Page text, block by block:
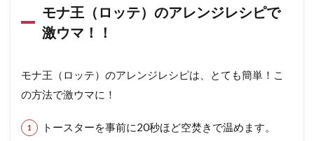
モナ王（ロッテ）のアレンジレシピで
激ウマ！！
モナ王（ロッテ）のアレンジレシピは、とても簡単！こ
の方法で激ウマに！
トースターを事前に20秒ほど空焚きで温めます。